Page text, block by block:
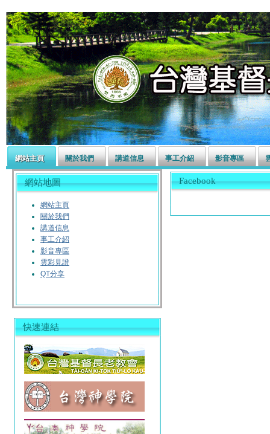
左營長老教會
網站主頁 關於我們 講道信息 事工介紹 影音專區
網站地圖
網站主頁
關於我們
講道信息
事工介紹
影音專區
雲彩見證
QT分享
快速連結
Facebook